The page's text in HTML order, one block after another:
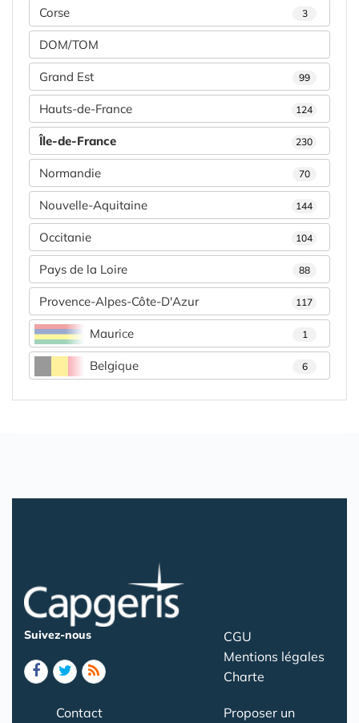
Corse 3
DOM/TOM
Grand Est 99
Hauts-de-France 124
Île-de-France 230
Normandie 70
Nouvelle-Aquitaine 144
Occitanie 104
Pays de la Loire 88
Provence-Alpes-Côte-D'Azur 117
Maurice 1
Belgique 6
Suivez-nous
CGU
Mentions légales
Charte
Contact
Proposer un